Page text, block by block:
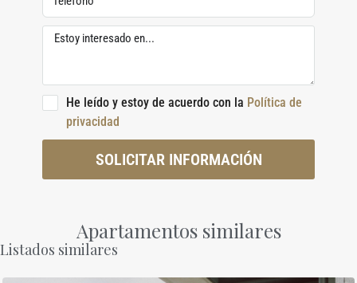
He leído y estoy de acuerdo con la Política de
privacidad
SOLICITAR INFORMACIÓN
Apartamentos similares
Listados similares